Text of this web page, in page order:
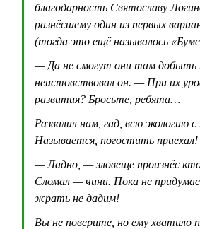
благодарность Святославу
разнёсшему один из первых
(тогда это ещё называлось
— Да не смогут они там
неистовствовал он. — При их
развития? Бросьте, ребята…
Развалил нам, гад, всю экологию с
Называется, погостить приехал!
— Ладно, — зловеще произнёс
Сломал — чини. Пока не
жрать не дадим!
Вы не поверите, но ему хватило